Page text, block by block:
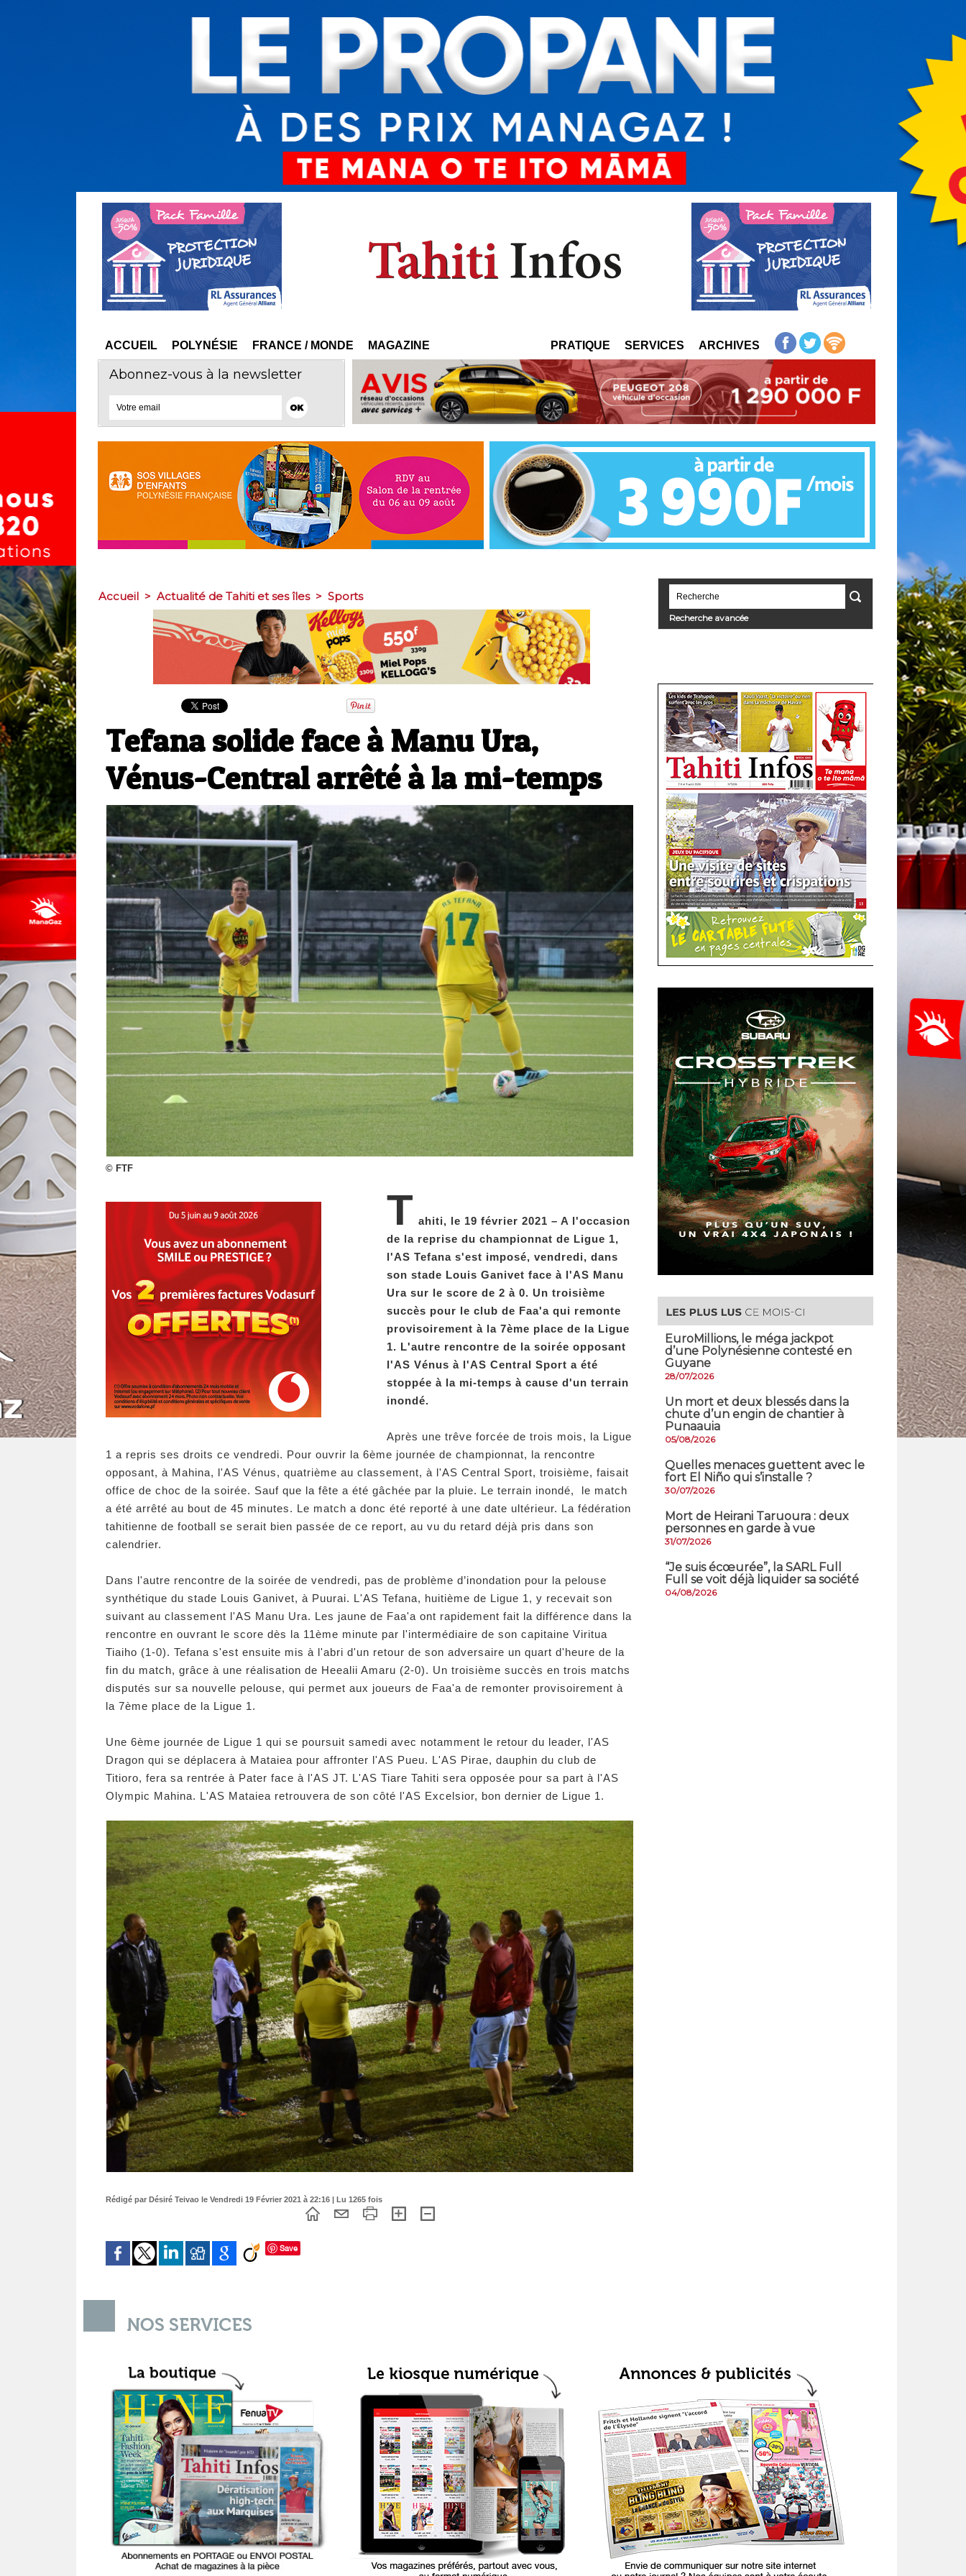
ACCUEIL POLYNÉSIE FRANCE / MONDE MAGAZINE PRATIQUE SERVICES ARCHIVES
Abonnez-vous à la newsletter
Accueil > Actualité de Tahiti et ses îles > Sports
Tefana solide face à Manu Ura,
Vénus-Central arrêté à la mi-temps
© FTF
T ahiti, le 19 février 2021 – A l'occasion
de la reprise du championnat de Ligue 1,
l'AS Tefana s'est imposé, vendredi, dans
son stade Louis Ganivet face à l'AS Manu
Ura sur le score de 2 à 0. Un troisième
succès pour le club de Faa'a qui remonte
provisoirement à la 7ème place de la Ligue
1. L'autre rencontre de la soirée opposant
l'AS Vénus à l'AS Central Sport a été
stoppée à la mi-temps à cause d'un terrain
inondé.
Après une trêve forcée de trois mois, la Ligue
1 a repris ses droits ce vendredi. Pour ouvrir la 6ème journée de championnat, la rencontre
opposant, à Mahina, l'AS Vénus, quatrième au classement, à l'AS Central Sport, troisième, faisait
office de choc de la soirée. Sauf que la fête a été gâchée par la pluie. Le terrain inondé, le match
a été arrêté au bout de 45 minutes. Le match a donc été reporté à une date ultérieur. La fédération
tahitienne de football se serait bien passée de ce report, au vu du retard déjà pris dans son
calendrier.
Dans l'autre rencontre de la soirée de vendredi, pas de problème d’inondation pour la pelouse
synthétique du stade Louis Ganivet, à Puurai. L'AS Tefana, huitième de Ligue 1, y recevait son
suivant au classement l'AS Manu Ura. Les jaune de Faa'a ont rapidement fait la différence dans la
rencontre en ouvrant le score dès la 11ème minute par l'intermédiaire de son capitaine Viritua
Tiaiho (1-0). Tefana s'est ensuite mis à l'abri d'un retour de son adversaire un quart d'heure de la
fin du match, grâce à une réalisation de Heealii Amaru (2-0). Un troisième succès en trois matchs
disputés sur sa nouvelle pelouse, qui permet aux joueurs de Faa'a de remonter provisoirement à
la 7ème place de la Ligue 1.
Une 6ème journée de Ligue 1 qui se poursuit samedi avec notamment le retour du leader, l'AS
Dragon qui se déplacera à Mataiea pour affronter l'AS Pueu. L'AS Pirae, dauphin du club de
Titioro, fera sa rentrée à Pater face à l'AS JT. L'AS Tiare Tahiti sera opposée pour sa part à l'AS
Olympic Mahina. L'AS Mataiea retrouvera de son côté l'AS Excelsior, bon dernier de Ligue 1.
Rédigé par Désiré Teivao le Vendredi 19 Février 2021 à 22:16 | Lu 1265 fois
Save
Recherche avancée
EuroMillions, ​le méga jackpot
d’une Polynésienne contesté en
Guyane
28/07/2026
​Un mort et deux blessés dans la
chute d’un engin de chantier à
Punaauia
05/08/2026
Quelles menaces guettent avec le
fort El Niño qui s’installe ?
30/07/2026
Mort de Heirani Taruoura : deux
personnes en garde à vue
31/07/2026
​“Je suis écœurée”, la SARL Full
Full se voit déjà liquider sa société
04/08/2026